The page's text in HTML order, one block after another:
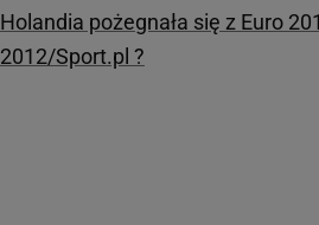
Holandia pożegnała się z Euro
2012/Sport.pl ?